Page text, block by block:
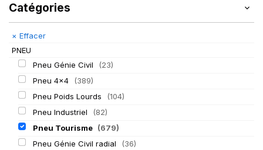
Catégories
× Effacer
PNEU
Pneu Génie Civil
(23)
Pneu 4x4
(389)
Pneu Poids Lourds
(104)
Pneu Industriel
(82)
Pneu Tourisme (679)
Pneu Génie Civil radial
(36)